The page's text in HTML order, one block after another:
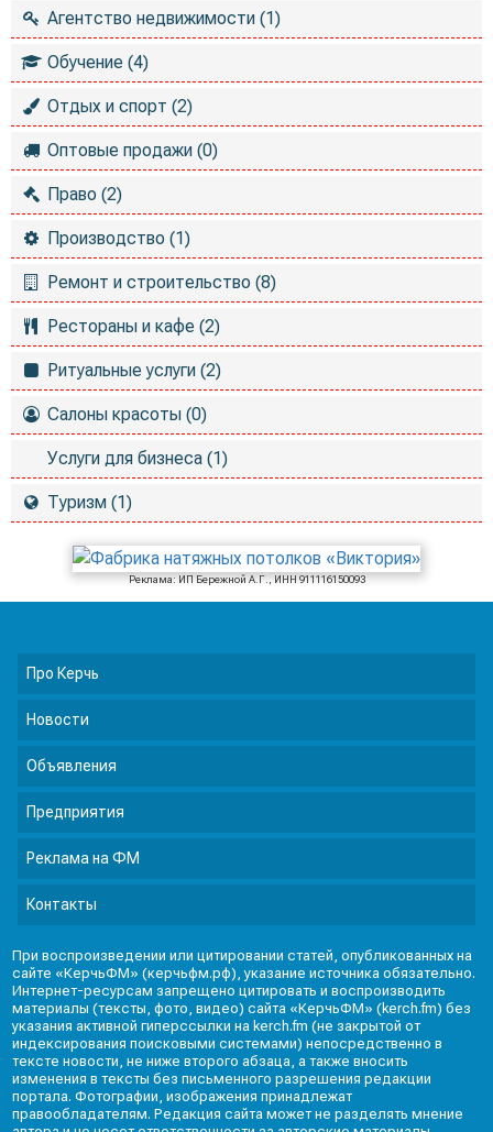
Агентство недвижимости (1)
Обучение (4)
Отдых и спорт (2)
Оптовые продажи (0)
Право (2)
Производство (1)
Ремонт и строительство (8)
Рестораны и кафе (2)
Ритуальные услуги (2)
Салоны красоты (0)
Услуги для бизнеса (1)
Туризм (1)
Реклама: ИП Бережной А.Г., ИНН 911116150093
Про Керчь
Новости
Объявления
Предприятия
Реклама на ФМ
Контакты
При воспроизведении или цитировании статей, опубликованных на
сайте «КерчьФМ» (керчьфм.рф), указание источника обязательно.
Интернет-ресурсам запрещено цитировать и воспроизводить
материалы (тексты, фото, видео) сайта «КерчьФМ» (kerch.fm) без
указания активной гиперссылки на kerch.fm (не закрытой от
индексирования поисковыми системами) непосредственно в
тексте новости, не ниже второго абзаца, а также вносить
изменения в тексты без письменного разрешения редакции
портала. Фотографии, изображения принадлежат
правообладателям. Редакция сайта может не разделять мнение